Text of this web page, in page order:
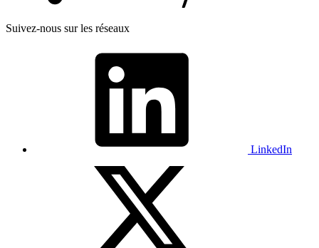
Suivez-nous sur les réseaux
LinkedIn